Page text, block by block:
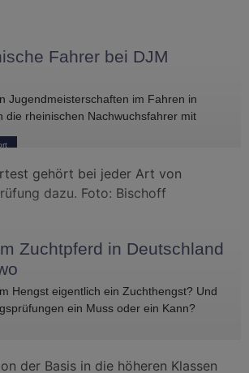
Fahrer bei DJM
Jugendmeisterschaften im Fahren in
die rheinischen Nachwuchsfahrer mit
Platzierungen überzeugen. Frederik
Zuchtpferd in Deutschland
Hengst eigentlich ein Zuchthengst? Und
ein Muss oder ein Kann?